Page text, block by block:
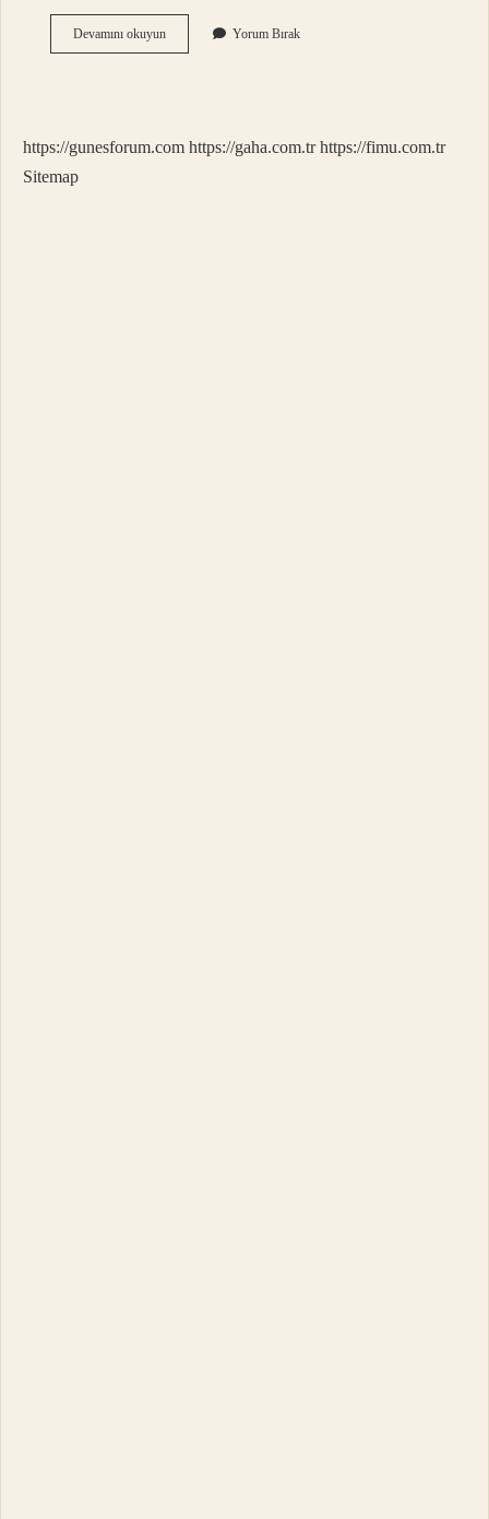
Devamını okuyunApartman
Çatı
Yorum Bırak
https://gunesforum.com https://gaha.com.tr https://fimu.com.tr
Sitemap